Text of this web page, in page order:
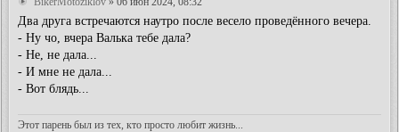
Два друга встречаются наутро после весело проведённого вечера.
- Ну чо, вчера Валька тебе дала?
- Не, не дала...
- И мне не дала...
- Вот блядь...
Этот парень был из тех, кто просто любит жизнь...